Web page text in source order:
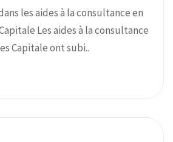
les aides à la consultance en
Les aides à la consultance
Capitale ont subi..